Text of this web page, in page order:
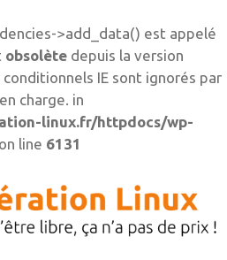
>add_data() est appelé
obsolète depuis la version
IE sont ignorés par
charge. in
linux.fr/httpdocs/wp-
on line 6131